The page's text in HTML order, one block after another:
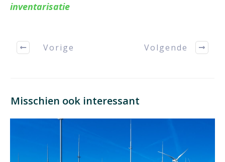
inventarisatie
Vorige Volgende
Misschien ook interessant